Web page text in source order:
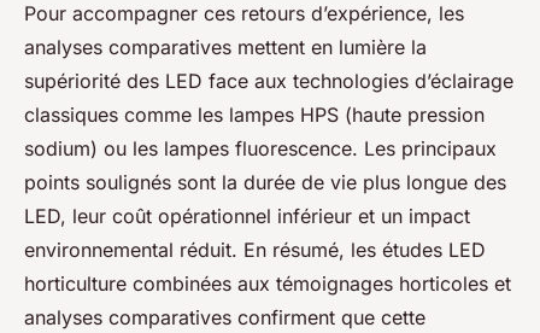
Pour accompagner ces retours d’expérience, les
analyses comparatives mettent en lumière la
supériorité des LED face aux technologies d’éclairage
classiques comme les lampes HPS (haute pression
sodium) ou les lampes fluorescence. Les principaux
points soulignés sont la durée de vie plus longue des
LED, leur coût opérationnel inférieur et un impact
environnemental réduit. En résumé, les études LED
horticulture combinées aux témoignages horticoles et
analyses comparatives confirment que cette